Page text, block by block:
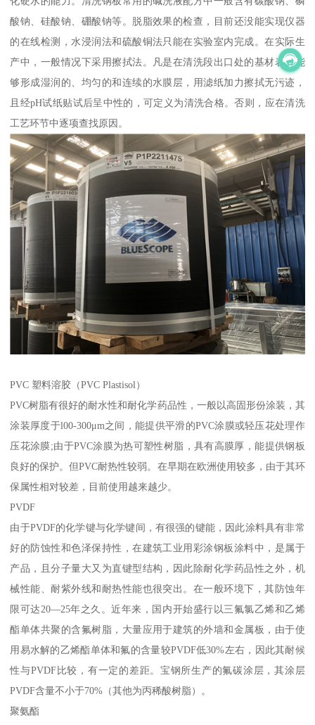
酸钠、硅酸钠、硼酸钠等。脱脂效果的检查，目前还没能实现仪器
的在线检测，水浸润法和硫酸铜法只能在实验室内完成。在实际生
产中，一般情况下采用擦拭法。凡是在清洗段出口处的基材表面能
够形成湿润的、均匀的和连续的水膜层，用滤纸加力擦拭无污迹，
且经pH试纸贴试后呈中性的，可定义为清洗合格。否则，应在清洗
工艺环节中逐项查找原因。
PVC 塑料溶胶（PVC Plastisol）
PVC树脂有很好的耐水性和耐化学药品性，一般以高固形份涂装，其
涂装厚度于l00-300μm之间，能提供平滑的PVC涂膜或轻压花处理作
压花涂膜;由于PVC涂膜为热可塑性树脂，具有高膜厚，能提供钢板
良好的保护。但PVC耐热性较弱。在早期在欧洲使用较多，由于其环
保属性相对较差，目前使用越来越少。
PVDF
由于PVDF的化学键与化学键间，有很强的键能，因此涂料具有非常
好的防蚀性和色泽保持性，在建筑工业用彩涂钢板涂料中，是属于
产品，且分子量大又为直键型结构，因此除耐化学药品性之外，机
械性能、耐紫外线和耐热性能也很突出。在一般环境下，其防蚀年
限可达20—25年之久。近年来，国内开始盛行以三氟氯乙烯和乙烯
酯单体共聚的含氟树脂，大量应用于建筑的外墙和金属板，由于使
用易水解的乙烯酯单体和氟的含量较PVDF低30%左右，因此其耐候
性与PVDF比较，有一定的差距。宝钢所生产的氟碳涂层，其涂层
PVDF含量不小于70%（其他为丙稀酸树脂）。
聚氨酯